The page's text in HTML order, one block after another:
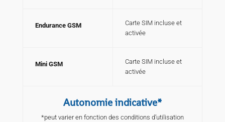
Endurance GSM
Carte SIM incluse et
activée
Mini GSM
Carte SIM incluse et
activée
Autonomie indicative*
*peut varier en fonction des conditions d’utilisation